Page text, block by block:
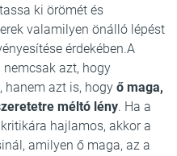
ki örömét és
valamilyen önálló lépést
érdekében.A
azt, hogy
hanem azt is, hogy ő maga,
méltó lény. Ha a
kritikára hajlamos, akkor a
amilyen ő maga, az a